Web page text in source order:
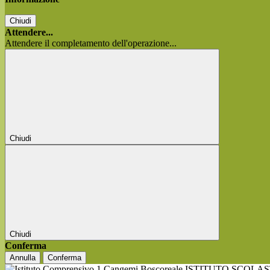
Chiudi
Attendere...
Attendere il completamento dell'operazione...
Chiudi
Chiudi
Conferma
Annulla Conferma